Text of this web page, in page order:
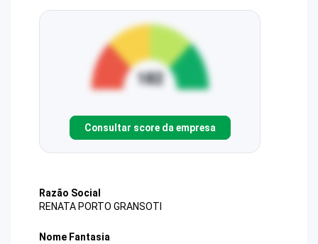
Consultar score da empresa
Razão Social
RENATA PORTO GRANSOTI
Nome Fantasia